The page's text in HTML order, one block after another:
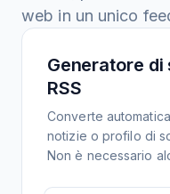
web in un unico
Generatore di
RSS
Converte
notizie o profilo di
Non è necessario